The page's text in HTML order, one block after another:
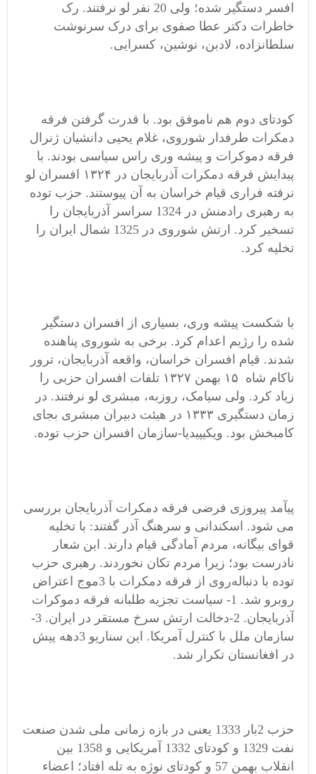
افسر دستگیر شده؛ ولی 20 نفر لو نرفتند. رک
خاطرات دکتر عطا صفوی برای درک سرنوشت
سلطانزاده، لادبن، نوشین، کسرایی.
کودتای دوم هم ناموفق بود. با قدرت گرفتن فرقه
دمکرات طرفدار شوروی، غلام یحیی دانشیان ژنرال
فرقه دموکرات و پیشه وری راس سیاسی بودند. با
پیدایش فرقه دمکرات آذربایجان در ۱۳۲۴ افسران لو
نرفته فراری قیام خراسان به آن پیوستند. حزب توده
به رهبری رادمنش در 1324 سراسر آذربایجان را
تسخیر کرد. ارتش شوروی در 1325 شمال ایران را
تخلیه کرد.
با شکست پیشه وری، بسیاری از افسران دستگیر
شده را رژیم اعدام کرد. برخی به شوروی پناهنده
شدند. قیام افسران خراسان، واقعه آذربایجان، ترور
ناکام شاه ۱۵ بهمن ۱۳۲۷ تلفات افسران حزبی را
زیاد کرد. ولی سیامک، روزبه، مبشری لو نرفتند. در
زمان دستگیری ۱۳۳۳ در هیئت دبیران مبشری بجای
کامبخش بود. ویکیپیدیا-سازمان افسران حزب توده.
پیآمد پیروزی فرضی فرقه دمکرات آذربایجان بررسی
می شود. اسکندانی و سرهنگ آذر گفتند: با تخلیه
قوای بیگانه، مردم آمادگی قیام دارند. این شعار
نادرست بود؛ زیرا مردم تکان نخوردند. رهبری حزب
توده با دنباله‌روی از فرقه دمکرات با 3موج اعتراض
روبرو شد. 1- سیاست‌ تجزیه ‌طلبانه‌ فرقه دموکرات
آذربایجان. 2-دخالت‌ ارتش سرخ مستقر در ایران. 3-
سازمان ملل با کنترل آمریکا. این سناریو 3دهه پیش
در افغانستان تکرار شد.
حزب 2بار 1333 یعنی در بازه زمانی ملی شدن صنعت
نفت 1329 و کودتای 1332 آمریکایی و 1358 بین
انقلاب بهمن 57 و کودتای نوژه به تله افتاد؛ اعضاء